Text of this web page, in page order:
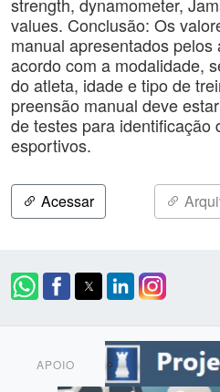
values. Conclusão: Os
manual apresentados
acordo com a modalidade,
do atleta, idade e tipo de
preensão manual deve
de testes para identificação
esportivos.
Acessar
APOIO